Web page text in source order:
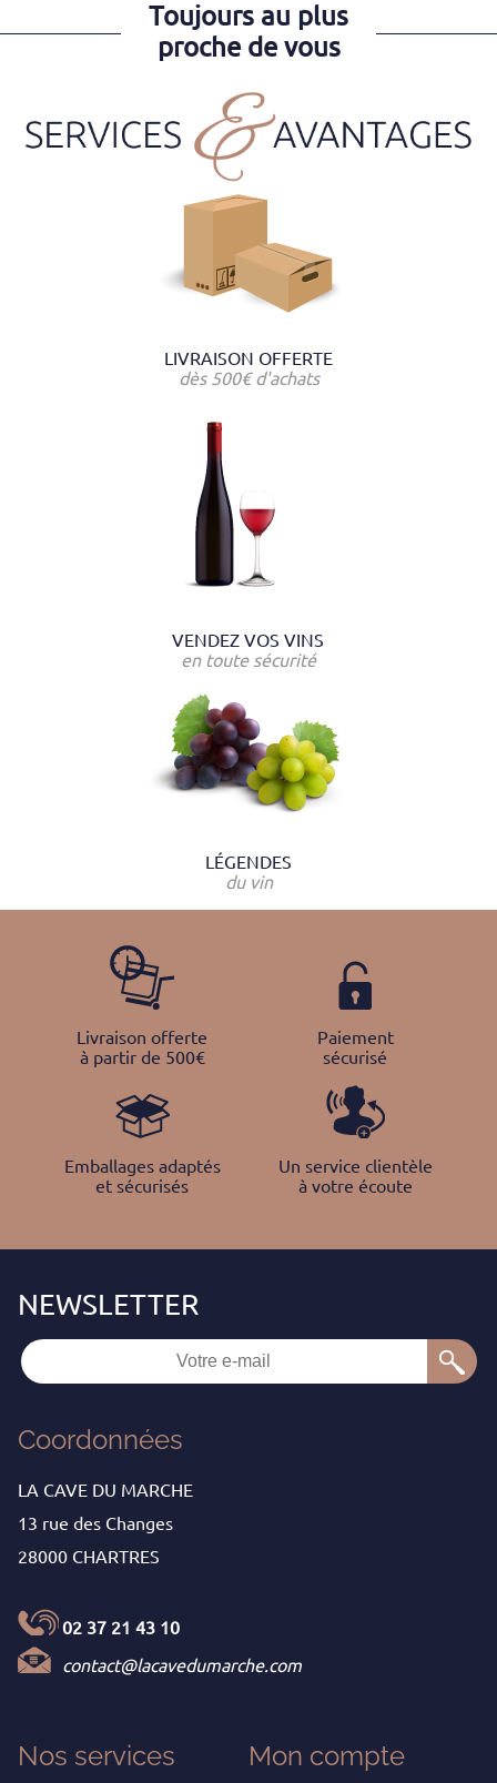
Toujours au plus
proche de vous
LIVRAISON OFFERTE
dès 500€ d'achats
VENDEZ VOS VINS
en toute sécurité
LÉGENDES
du vin
Livraison offerte
à partir de 500€
Paiement
sécurisé
Emballages adaptés
et sécurisés
Un service clientèle
à votre écoute
Coordonnées
LA CAVE DU MARCHE
13 rue des Changes
28000 CHARTRES
02 37 21 43 10
contact@lacavedumarche.com
Nos services Mon compte